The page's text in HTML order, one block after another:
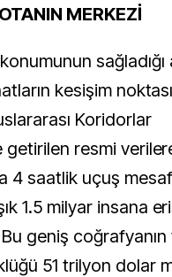
MERKEZİ
sağladığı
kesişim
Koridorlar
getirilen resmi
4 saatlik uçuş
1.5 milyar insana
Bu geniş
51 trilyon dolar